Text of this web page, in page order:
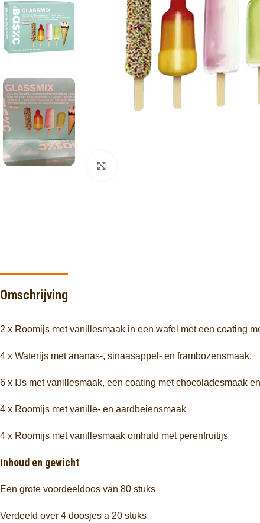
Omschrijving
2 x Roomijs met vanillesmaak in een wafel met een coating
4 x Waterijs met ananas-, sinaasappel- en frambozensmaak.
6 x IJs met vanillesmaak, een coating met chocoladesmaak
4 x Roomijs met vanille- en aardbeiensmaak
4 x Roomijs met vanillesmaak omhuld met perenfruitijs
Inhoud en gewicht
Een grote voordeeldoos van 80 stuks
Verdeeld over 4 doosjes a 20 stuks